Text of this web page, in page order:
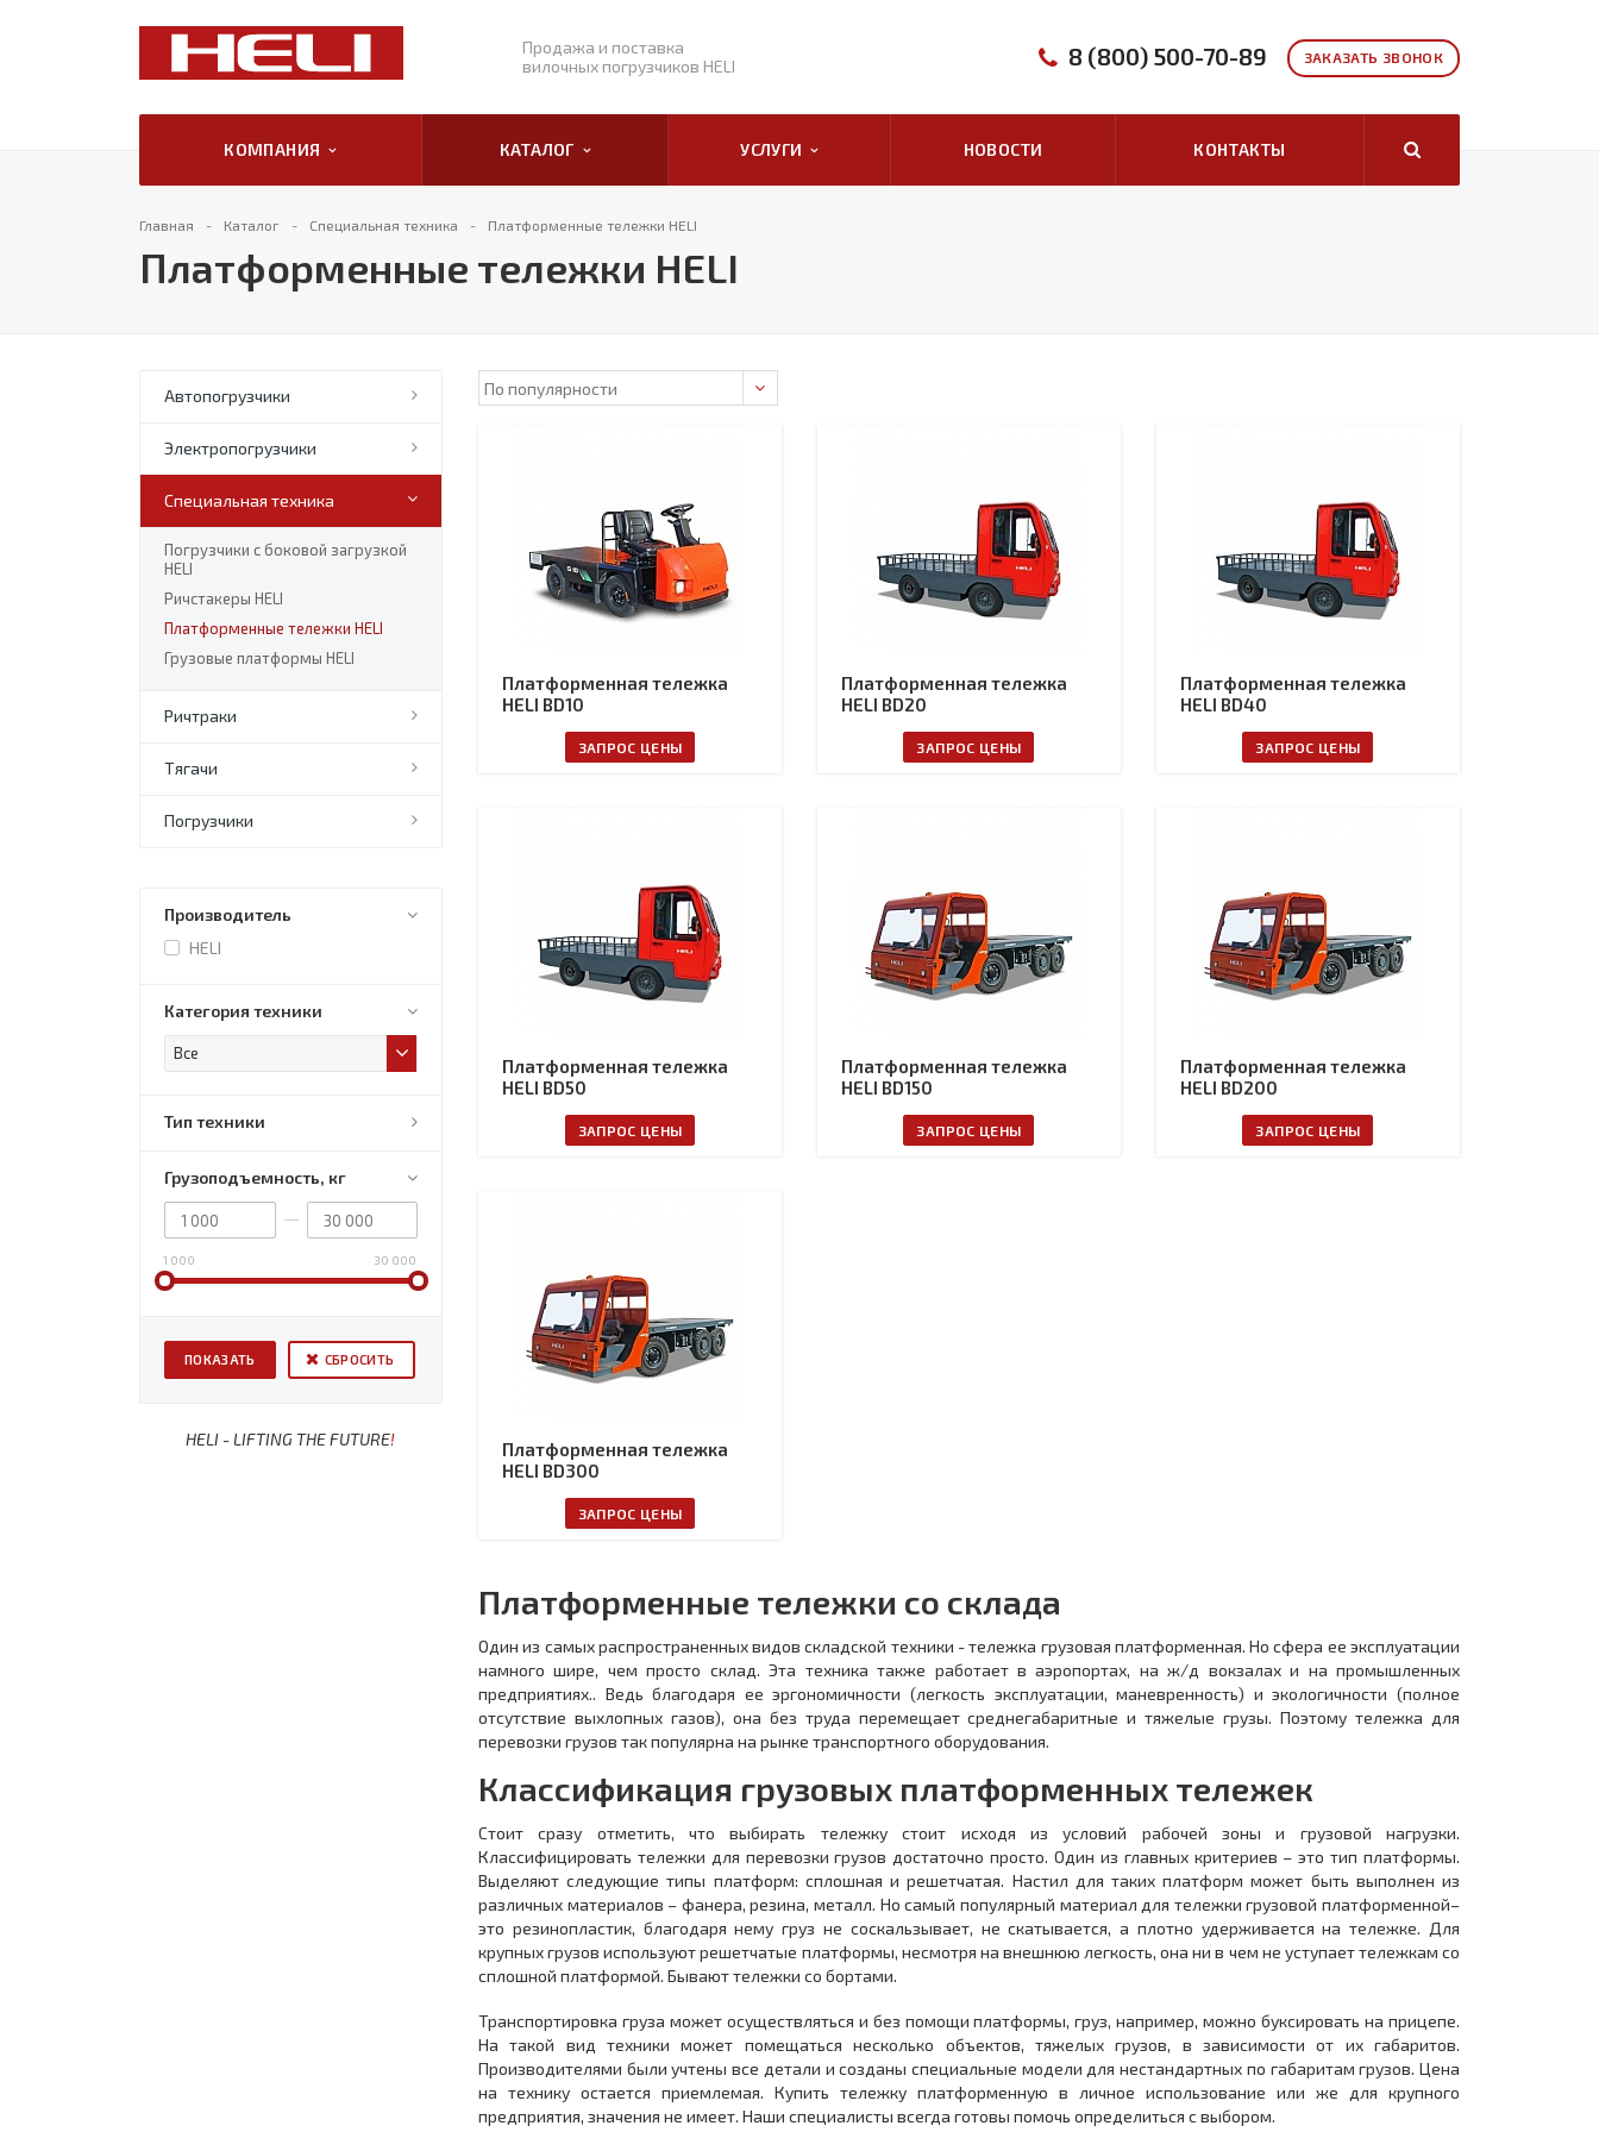
Продажа и поставка
вилочных погрузчиков HELI
ЗАКАЗАТЬ ЗВОНОК
8 (800) 500-70-89
КОМПАНИЯ КАТАЛОГ УСЛУГИ НОВОСТИ КОНТАКТЫ
Главная Каталог Специальная техника Платформенные тележки HELI
Платформенные тележки HELI
Автопогрузчики
Электропогрузчики
Специальная техника
Погрузчики с боковой загрузкой
HELI
Ричстакеры HELI
Платформенные тележки HELI
Грузовые платформы HELI
Ричтраки
Тягачи
Погрузчики
Производитель
HELI
Категория техники
Все
Тип техники
Грузоподъемность, кг
1 000 30 000
СБРОСИТЬ
HELI - LIFTING THE FUTURE!
Платформенная тележка
HELI BD10
ЗАПРОС ЦЕНЫ
Платформенная тележка
HELI BD20
ЗАПРОС ЦЕНЫ
Платформенная тележка
HELI BD40
ЗАПРОС ЦЕНЫ
Платформенная тележка
HELI BD50
ЗАПРОС ЦЕНЫ
Платформенная тележка
HELI BD150
ЗАПРОС ЦЕНЫ
Платформенная тележка
HELI BD200
ЗАПРОС ЦЕНЫ
Платформенная тележка
HELI BD300
ЗАПРОС ЦЕНЫ
Платформенные тележки со склада
Один из самых распространенных видов складской техники - тележка грузовая платформенная. Но сфера ее эксплуатации
намного шире, чем просто склад. Эта техника также работает в аэропортах, на ж/д вокзалах и на промышленных
предприятиях.. Ведь благодаря ее эргономичности (легкость эксплуатации, маневренность) и экологичности (полное
отсутствие выхлопных газов), она без труда перемещает среднегабаритные и тяжелые грузы. Поэтому тележка для
перевозки грузов так популярна на рынке транспортного оборудования.
Классификация грузовых платформенных тележек
Стоит сразу отметить, что выбирать тележку стоит исходя из условий рабочей зоны и грузовой нагрузки.
Классифицировать тележки для перевозки грузов достаточно просто. Один из главных критериев – это тип платформы.
Выделяют следующие типы платформ: сплошная и решетчатая. Настил для таких платформ может быть выполнен из
различных материалов – фанера, резина, металл. Но самый популярный материал для тележки грузовой платформенной–
это резинопластик, благодаря нему груз не соскальзывает, не скатывается, а плотно удерживается на тележке. Для
крупных грузов используют решетчатые платформы, несмотря на внешнюю легкость, она ни в чем не уступает тележкам со
сплошной платформой. Бывают тележки со бортами.
Транспортировка груза может осуществляться и без помощи платформы, груз, например, можно буксировать на прицепе.
На такой вид техники может помещаться несколько объектов, тяжелых грузов, в зависимости от их габаритов.
Производителями были учтены все детали и созданы специальные модели для нестандартных по габаритам грузов. Цена
на технику остается приемлемая. Купить тележку платформенную в личное использование или же для крупного
предприятия, значения не имеет. Наши специалисты всегда готовы помочь определиться с выбором.